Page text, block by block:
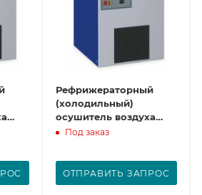
Рефрижераторный
(холодильный)
осушитель воздуха
CDX9
Под заказ
ОТПРАВИТЬ ЗАПРОС